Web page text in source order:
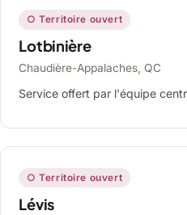
○ Territoire ouvert
Lotbinière
Chaudière-Appalaches, QC
Service offert par l'équipe
○ Territoire ouvert
Lévis